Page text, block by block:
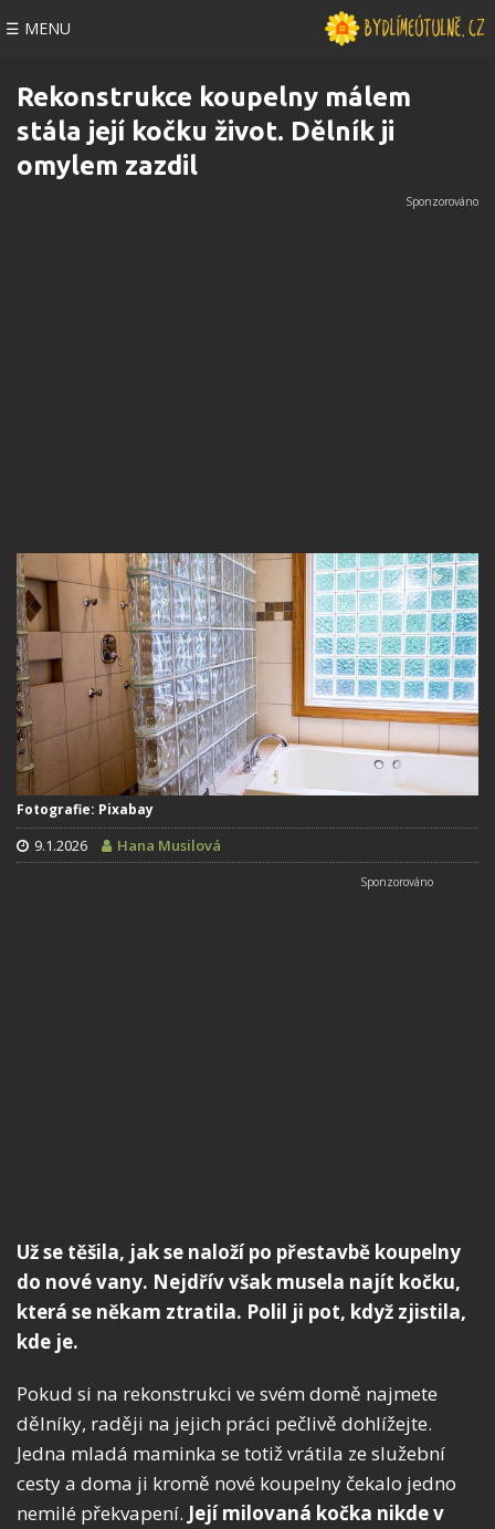
☰ MENU
Rekonstrukce koupelny málem
stála její kočku život. Dělník ji
omylem zazdil
Fotografie: Pixabay
9.1.2026 Hana Musilová
Už se těšila, jak se naloží po přestavbě koupelny
do nové vany. Nejdřív však musela najít kočku,
která se někam ztratila. Polil ji pot, když zjistila,
kde je.
Pokud si na rekonstrukci ve svém domě najmete
dělníky, raději na jejich práci pečlivě dohlížejte.
Jedna mladá maminka se totiž vrátila ze služební
cesty a doma ji kromě nové koupelny čekalo jedno
nemilé překvapení. Její milovaná kočka nikde v